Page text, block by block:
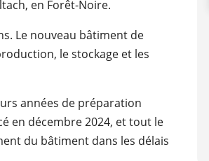
en Forêt-Noire.
Le nouveau bâtiment de
le stockage et les
années de préparation
en décembre 2024, et tout le
du bâtiment dans les délais